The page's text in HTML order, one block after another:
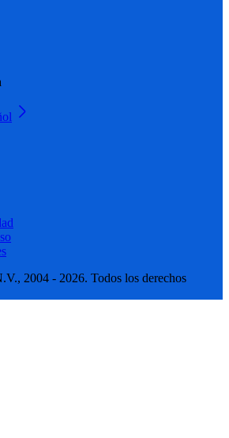
2004 - 2026. Todos los derechos